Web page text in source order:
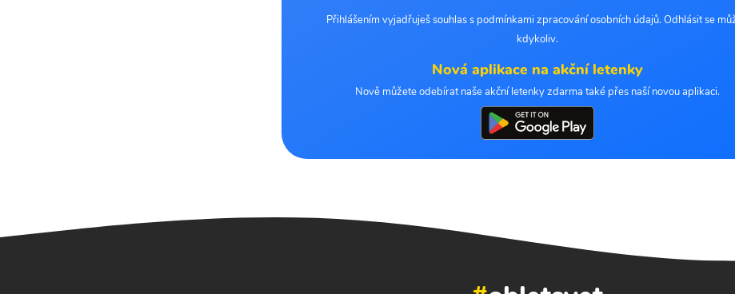
Přihlášením vyjadřuješ souhlas s podmínkami zpracování osobních údajů. Odhlásit se
kdykoliv.
Nová aplikace na akční letenky
Nově můžete odebírat naše akční letenky zdarma také přes naší novou aplikaci.